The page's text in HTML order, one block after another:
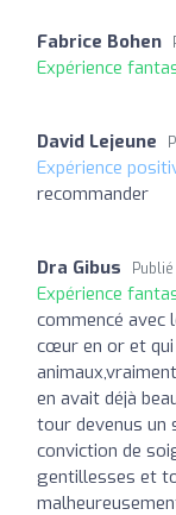
Fabrice Bohen
Expérience
David Lejeune
Expérience
recommander
Dra Gibus
Expérience
commencé avec
cœur en or et qui
en avait déjà
tour devenus un
conviction de
gentillesses et